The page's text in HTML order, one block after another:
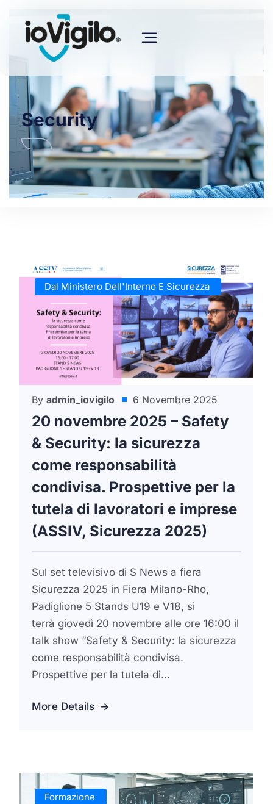
Security
Dal Ministero Dell'Interno E Sicurezza
By admin_iovigilo 6 Novembre 2025
20 novembre 2025 – Safety
& Security: la sicurezza
come responsabilità
condivisa. Prospettive per la
tutela di lavoratori e imprese
(ASSIV, Sicurezza 2025)
Sul set televisivo di S News a fiera
Sicurezza 2025 in Fiera Milano-Rho,
Padiglione 5 Stands U19 e V18, si
terrà giovedì 20 novembre alle ore 16:00 il
talk show “Safety & Security: la sicurezza
come responsabilità condivisa.
Prospettive per la tutela di...
More Details
Formazione